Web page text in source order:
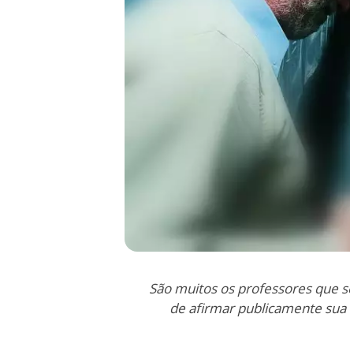
São muitos os professores que
de afirmar publicamente sua